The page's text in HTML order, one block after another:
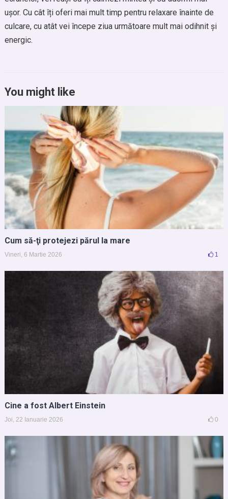
ușor. Cu cât îți oferi mai mult timp pentru relaxare înainte de
culcare, cu atât vei începe ziua următoare mult mai odihnit și
energic.
You might like
Cum să-ţi protejezi părul la mare
Vineri, 6 Martie 2026 1
Cine a fost Albert Einstein
Joi, 22 Ianuarie 2026 0